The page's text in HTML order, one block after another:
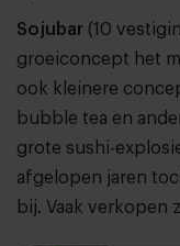
Sojubar (10
groeiconcept het
ook kleinere
bubble tea en
grote sushi-
afgelopen jaren
bij. Vaak verkopen